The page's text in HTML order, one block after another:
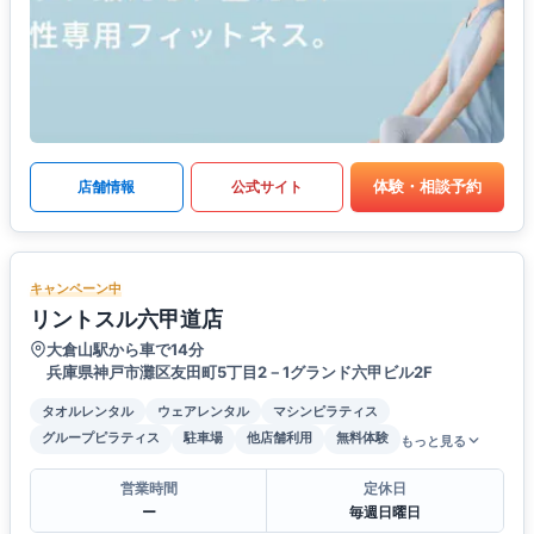
店舗情報 公式サイト 体験・相談予約
キャンペーン中
リントスル六甲道店
大倉山駅から車で14分
兵庫県神戸市灘区友田町5丁目2－1グランド六甲ビル2F
タオルレンタル ウェアレンタル
マシンピラティス
グループピラティス
駐車場 他店舗利用 無料体験 もっと見る
営業時間
ー
定休日
毎週日曜日